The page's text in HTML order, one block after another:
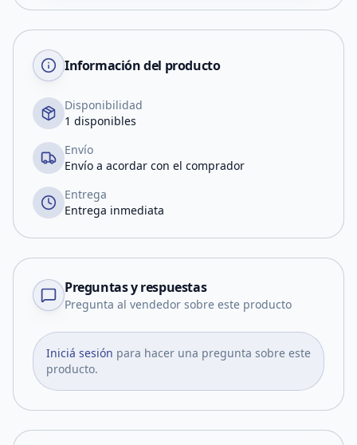
Información del producto
Disponibilidad
1 disponibles
Envío
Envío a acordar con el comprador
Entrega
Entrega inmediata
Preguntas y respuestas
Pregunta al vendedor sobre este producto
Iniciá sesión para hacer una pregunta sobre este
producto.